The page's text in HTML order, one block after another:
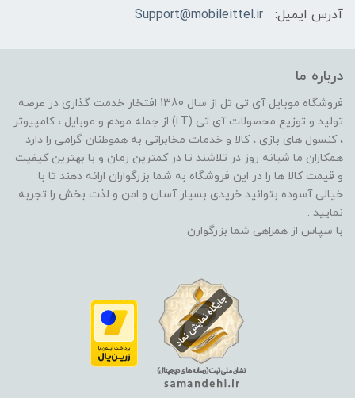
آدرس ایمیل:
Support@mobileittel.ir
درباره ما
فروشگاه موبایل آی تی تل از سال 1380 افتخار خدمت گذاری در عرصه
تولید و توزیع محصولات آی تی (i.T) از جمله مودم و موبایل ، کامپیوتر
، کنسول های بازی ، کالا و خدمات مخابراتی به هموطنان گرامی را دارد .
همکاران ما شبانه روز در تلاشند تا در کمترین زمان و با بهترین کیفیت
و قیمت کالا ها را در این فروشگاه به شما بزرگواران ارائه دهند تا با
خیالی آسوده بتوانید خریدی بسیار آسان و امن و لذت بخش را تجربه
نمایید .
با سپاس از همراهی شما بزرگوارن